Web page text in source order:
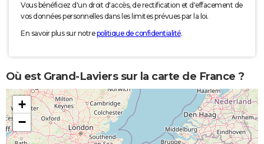
Vous bénéficiez d'un droit d'accès, de rectification et d'effacement de
vos données personnelles dans les limites prévues par la loi.
En savoir plus sur notrepolitique de confidentialité.
Où est Grand-Laviers sur la carte de France ?
+
−